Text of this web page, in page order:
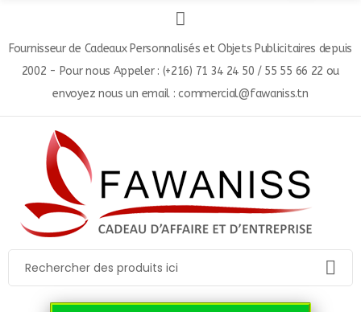
Fournisseur de Cadeaux Personnalisés et Objets Publicitaires depuis
2002 - Pour nous Appeler : (+216) 71 34 24 50 / 55 55 66 22 ou
envoyez nous un email : commercial@fawaniss.tn